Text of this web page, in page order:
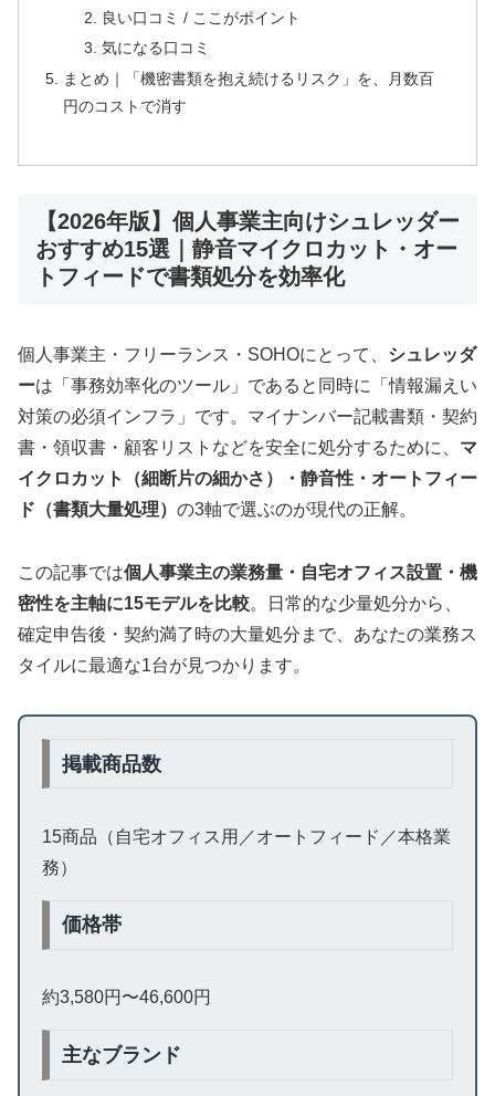
良い口コミ / ここがポイント
気になる口コミ
まとめ｜「機密書類を抱え続けるリスク」を、月数百
円のコストで消す
【2026年版】個人事業主向けシュレッダー
おすすめ15選｜静音マイクロカット・オー
トフィードで書類処分を効率化
個人事業主・フリーランス・SOHOにとって、 シュレッダ
ーは「事務効率化のツール」であると同時に「情報漏えい
対策の必須インフラ」です。マイナンバー記載書類・契約
書・領収書・顧客リストなどを安全に処分するために、 マ
イクロカット（細断片の細かさ）・静音性・オートフィー
ド（書類大量処理） の3軸で選ぶのが現代の正解。
この記事では個人事業主の業務量・自宅オフィス設置・機
密性を主軸に15モデルを比較。日常的な少量処分から、
確定申告後・契約満了時の大量処分まで、あなたの業務ス
タイルに最適な1台が見つかります。
掲載商品数
15商品（自宅オフィス用／オートフィード／本格業
務）
価格帯
約3,580円〜46,600円
主なブランド